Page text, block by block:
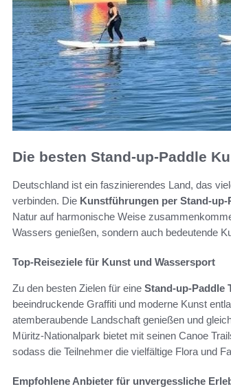
Die besten Stand-up-Paddle
Deutschland ist ein faszinierendes Land, das
verbinden. Die Kunstführungen per Stand-up-
Natur auf harmonische Weise
Wassers genießen, sondern auch bedeutende
Top-Reiseziele für Kunst und Wassersport
Zu den besten Zielen für eine Stand-up-Paddle
beeindruckende Graffiti und moderne Kunst
atemberaubende Landschaft genießen und
Müritz-Nationalpark bietet mit seinen Canoe
sodass die Teilnehmer die vielfältige Flora und
Empfohlene Anbieter für unvergessliche